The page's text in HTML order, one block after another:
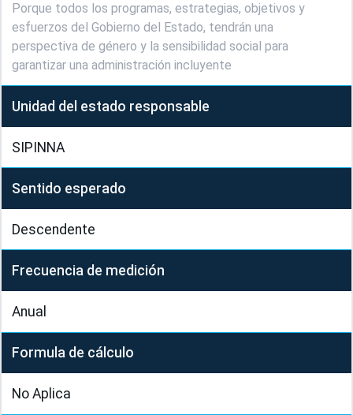
Porque todos los programas, estrategias, objetivos y
esfuerzos del Gobierno del Estado, tendrán una
perspectiva de género y la sensibilidad social para
garantizar una administración incluyente
Unidad del estado responsable
SIPINNA
Sentido esperado
Descendente
Frecuencia de medición
Anual
Formula de cálculo
No Aplica